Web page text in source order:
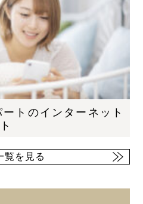
トのインターネット
覧を見る